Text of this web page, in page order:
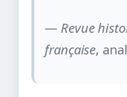
— Revue
française,